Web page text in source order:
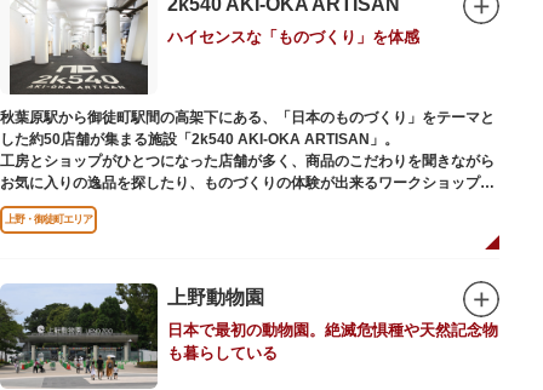
参拝は6:00～17:00（御朱印の授与は9:00～17:00）
ハイセンスな「ものづくり」を体感
秋葉原駅から御徒町駅間の高架下にある、「日本のものづくり」をテーマと
した約50店舗が集まる施設「2k540 AKI-OKA ARTISAN」。
工房とショップがひとつになった店舗が多く、商品のこだわりを聞きながら
お気に入りの逸品を探したり、ものづくりの体験が出来るワークショップに
参加して自分だけのオリジナル商品を作ったり、クリエイターと直接コミュ
ニケーションをとりながらのショッピングが楽しめます。飲食店もあるので
ないぬくもりと、新しいデザインの商品に出会うことができます。
名前の由来は、東京駅から2k540m付近にあることから「2k540」、秋葉原
駅（AKIHABARA）と御徒町駅（OKACHIMACHI）の間にあるという造語
「AKI-OKA」、フランス語で「職人」を意味する「ARTISAN」を組み合わ
上野・御徒町エリア
上野動物園
日本で最初の動物園。絶滅危惧種や天然記念物
も暮らしている